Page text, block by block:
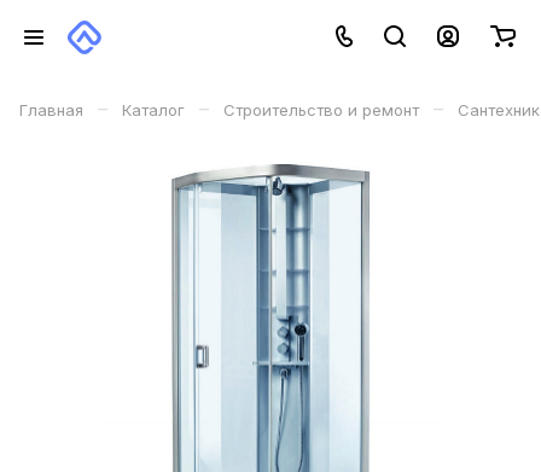
Главная – Каталог – Строительство и ремонт –